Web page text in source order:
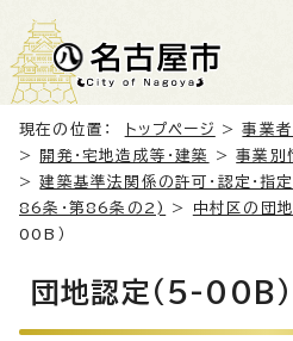
現在の位置： トップページ >事業
>
開発・宅地造成等・建築 >事業別
>建築基準法関係の許可・認定・指定
86条・第86条の2)
> 中村区の団
00B）
団地認定（5-00B）